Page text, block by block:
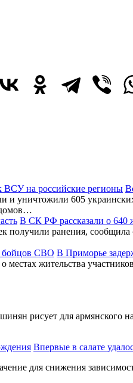
уничтожили 605
В СК РФ рассказали о 640
получили ранения,
В Приморье
жительства
рисует для армянского
Впервые в салате
для снижения